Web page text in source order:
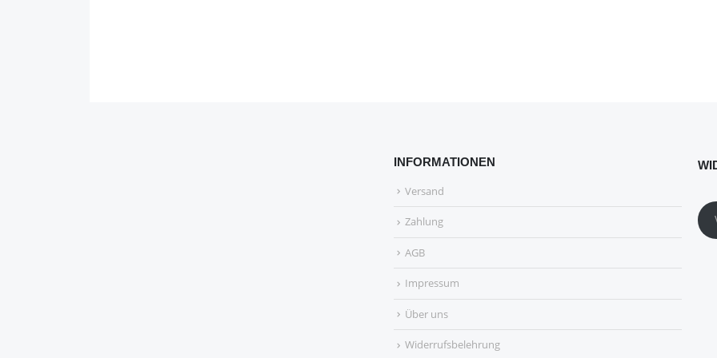
INFORMATIONEN
Versand
Zahlung
AGB
Impressum
Über uns
Widerrufsbelehrung